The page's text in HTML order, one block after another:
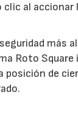
al accionar
más
Roto
posición de